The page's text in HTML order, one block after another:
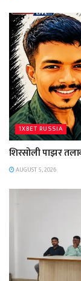
1XBET RUSSIA
शिरसोली पाझर
AUGUST 5, 2026